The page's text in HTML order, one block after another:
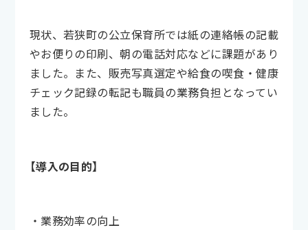
現状、若狭町の公立保育所では紙の連絡帳の記載
やお便りの印刷、朝の電話対応などに課題があり
ました。また、販売写真選定や給食の喫食・健康
チェック記録の転記も職員の業務負担となってい
ました。
【導入の目的】
・業務効率の向上